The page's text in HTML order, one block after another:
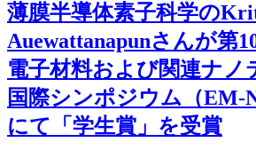
薄膜半導体素子科学の
Auewattanapunさんが第
電子材料および関連ナノ
国際シンポジウム（EM-
にて「学生賞」を受賞